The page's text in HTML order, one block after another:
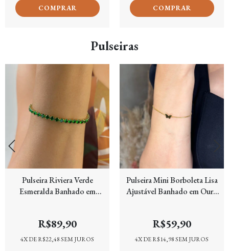
Pulseiras
Pulseira Riviera Verde
Esmeralda Banhado em
R$89,90
4X DER$22,48SEM JUROS
Pulseira Mini Borboleta Lisa
Ajustável Banhado em Ouro
R$59,90
4X DER$14,98SEM JUROS